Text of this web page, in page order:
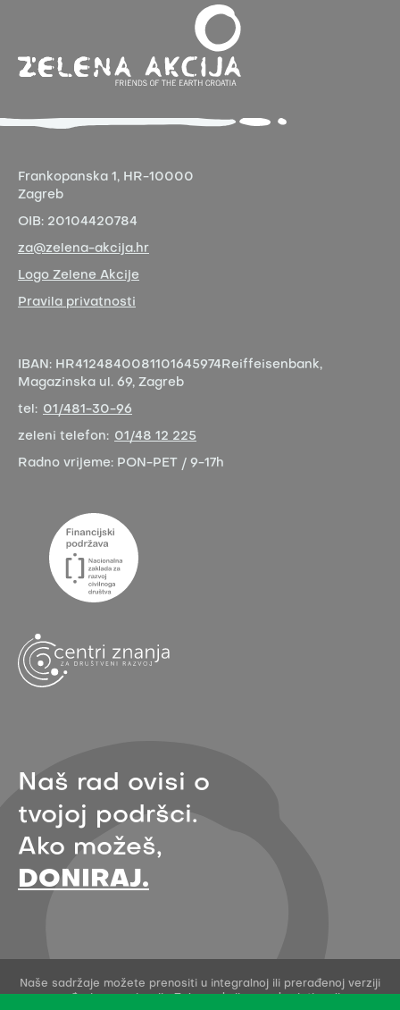
Frankopanska 1, HR-10000
Zagreb
OIB: 20104420784
za@zelena-akcija.hr
Logo Zelene Akcije
Pravila privatnosti
IBAN: HR4124840081101645974 Reiffeisenbank,
Magazinska ul. 69, Zagreb
tel: 01/481-30-96
zeleni telefon: 01/48 12 225
Radno vrijeme: PON-PET / 9-17h
Naš rad ovisi o
tvojoj podršci.
Ako možeš,
DONIRAJ.
Naše sadržaje možete prenositi u integralnoj ili prerađenoj verziji